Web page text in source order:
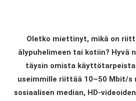
Oletko miettinyt, mikä on
älypuhelimeen tai kotiin? Hyvä
täysin omista
useimmille riittää 10–50 Mbit/s
sosiaalisen median, HD-